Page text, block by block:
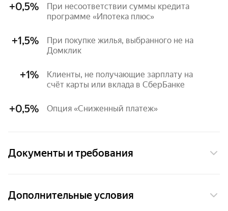
+0,5%
При несоответствии суммы кредита
программе «Ипотека плюс»
+1,5%
При покупке жилья, выбранного не на
Домклик
+1%
Клиенты, не получающие зарплату на
счёт карты или вклада в СберБанке
+0,5% Опция «Сниженный платеж»
Документы и требования
Подтверждение дохода
Дополнительные условия